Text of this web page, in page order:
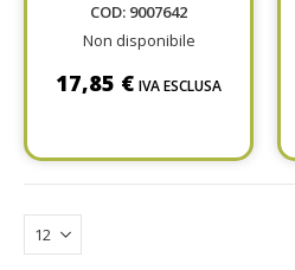
COD: 9007642
Non disponibile
17,85 € IVA ESCLUSA